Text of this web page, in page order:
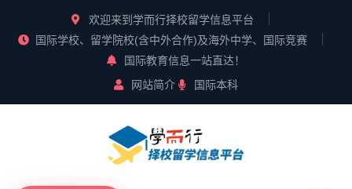
欢迎来到学而行择校留学信息平台
国际学校、留学院校(含中外合作)及海外中学、国际竞赛
国际教育信息一站直达！
网站简介
国际本科